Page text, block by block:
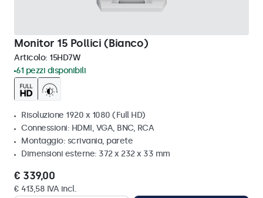
Monitor 15 Pollici (Bianco)
Articolo: 15HD7W
61 pezzi disponibili
Risoluzione 1920 x 1080 (Full HD)
Connessioni: HDMI, VGA, BNC, RCA
Montaggio: scrivania, parete
Dimensioni esterne: 372 x 232 x 33 mm
€ 339,00
€ 413,58 IVA incl.